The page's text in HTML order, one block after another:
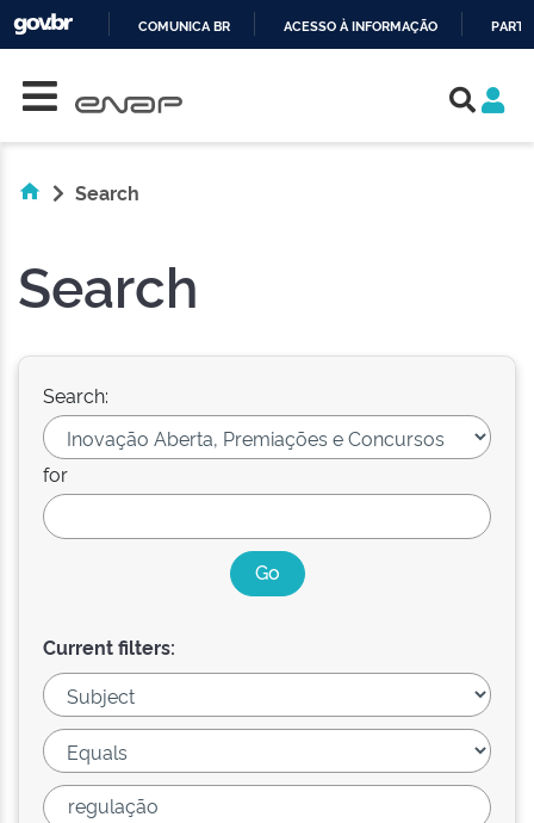
COMUNICA BR ACESSO À INFORMAÇÃO
Search
Search
Search:
for
Current filters: